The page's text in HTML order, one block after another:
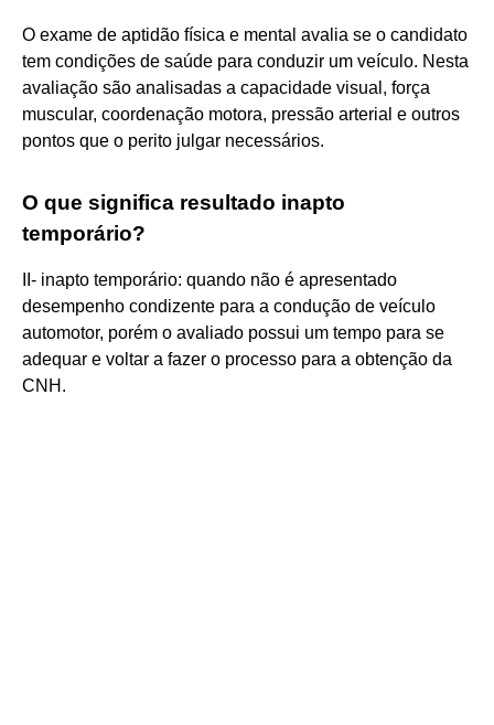
O exame de aptidão física e mental avalia se o candidato
tem condições de saúde para conduzir um veículo. Nesta
avaliação são analisadas a capacidade visual, força
muscular, coordenação motora, pressão arterial e outros
pontos que o perito julgar necessários.
O que significa resultado inapto
temporário?
II- inapto temporário: quando não é apresentado
desempenho condizente para a condução de veículo
automotor, porém o avaliado possui um tempo para se
adequar e voltar a fazer o processo para a obtenção da
CNH.